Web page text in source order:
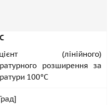
(лінійного)
розширення за
100°С